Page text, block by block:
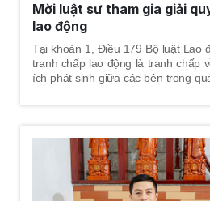
Mời luật sư tham gia giải
lao động
Tại khoản 1, Điều 179 Bộ luật Lao
tranh chấp lao động là tranh chấp
ích phát sinh giữa các bên trong